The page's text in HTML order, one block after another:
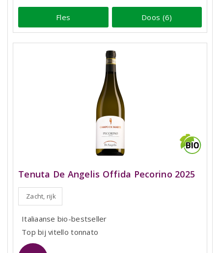
Fles Doos (6)
Tenuta De Angelis Offida Pecorino 2025
Zacht, rijk
Italiaanse bio-bestseller
Top bij vitello tonnato